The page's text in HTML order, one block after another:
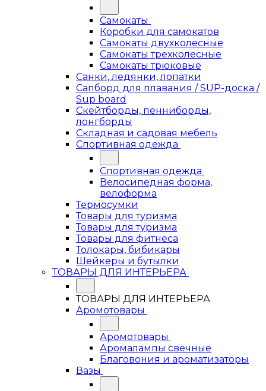
Самокаты
Коробки для самокатов
Самокаты двухколесные
Самокаты трехколесные
Самокаты трюковые
Санки, ледянки, лопатки
Сапборд для плавания / SUP-доска /
Sup board
Скейтборды, пенниборды,
лонгборды
Складная и садовая мебель
Спортивная одежда
Спортивная одежда
Велосипедная форма,
велоформа
Термосумки
Товары для туризма
Товары для туризма
Товары для фитнеса
Толокары, бибикары
Шейкеры и бутылки
ТОВАРЫ ДЛЯ ИНТЕРЬЕРА
ТОВАРЫ ДЛЯ ИНТЕРЬЕРА
Аромотовары
Аромотовары
Аромалампы свечные
Благовония и ароматизаторы
Вазы